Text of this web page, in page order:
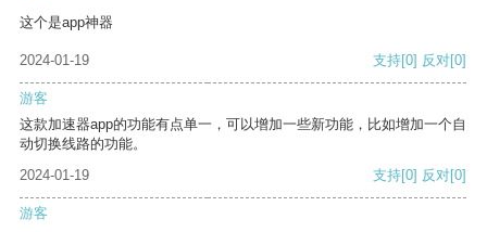
这个是app神器
2024-01-19 支持[0] 反对[0]
游客
这款加速器app的功能有点单一，可以增加一些新功能，比如增加一个自
动切换线路的功能。
2024-01-19
支持[0] 反对[0]
游客